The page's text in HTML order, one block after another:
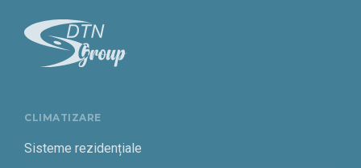
CLIMATIZARE
Sisteme rezidențiale